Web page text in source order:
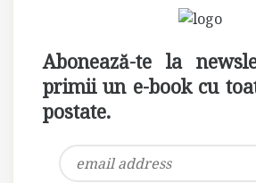
Abonează-te la
primii un e-book cu
postate.